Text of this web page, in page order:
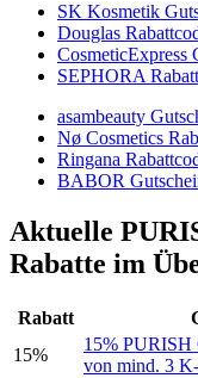
SK Kosmetik
Douglas
CosmeticExpress
SEPHORA
asambeauty
Nø Cosmetics
Ringana
BABOR
Aktuelle
Rabatte im
Rabatt
15%
15% PURISH
von mind. 3